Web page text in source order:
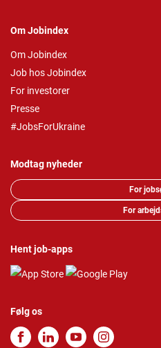
Om Jobindex
Om Jobindex
Job hos Jobindex
For investorer
Presse
#JobsForUkraine
Modtag nyheder
For
For
Hent job-apps
Følg os